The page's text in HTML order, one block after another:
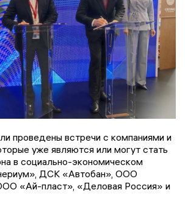
проведены встречи с компаниями и
уже являются или могут стать
в социально-экономическом
ДСК «Автобан», ООО
«Ай-пласт», «Деловая Россия» и